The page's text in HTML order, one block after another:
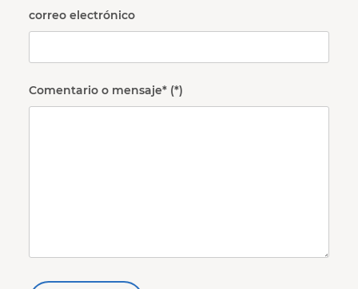
correo electrónico
Comentario o mensaje*